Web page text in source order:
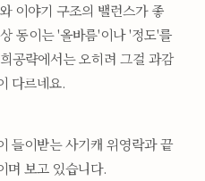
이야기 구조의 밸런스가 좋
동이는 '올바름'이나 '정도'를
공략에서는 오히려 그걸 과감
다르네요.
들이받는 사기캐 위영락과 끝
며 보고 있습니다.